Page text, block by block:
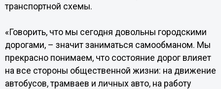
транспортной схемы.
«Говорить, что мы сегодня довольны городскими
дорогами, – значит заниматься самообманом. Мы
прекрасно понимаем, что состояние дорог влияет
на все стороны общественной жизни: на движение
автобусов, трамваев и личных авто, на работу